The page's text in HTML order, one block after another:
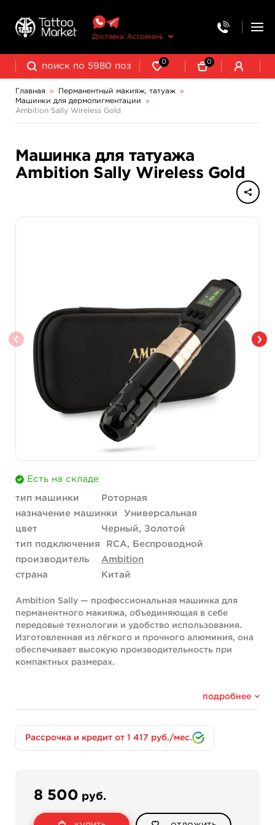
Доставка: Астрахань
0 0
Главная » Перманентный макияж, татуаж
»
Машинки для дермопигментации
»
Ambition Sally Wireless Gold
Машинка для татуажа
Ambition Sally Wireless Gold
Есть на складе
тип машинки
Роторная
назначение машинки
Универсальная
цвет
Черный, Золотой
тип подключения
RCA, Беспроводной
производитель
Ambition
страна
Китай
Ambition Sally — профессиональная машинка для
перманентного макияжа, объединяющая в себе
передовые технологии и удобство использования.
Изготовленная из лёгкого и прочного алюминия, она
обеспечивает высокую производительность при
компактных размерах.
Длина машинки составляет 141 мм, диаметр — 22 мм, а
вес — всего 108 г. Эргономичный и тонкий корпус
обеспечивает комфорт во время работы, а
нескользящая рукоятка улучшает контроль.
Встроенный настраиваемый мотор coreless
скоростью 12 500 об/мин. Это гарантирует быстрое
подробнее
Рассрочка и кредит от 1 417 руб./мес.
8 500 руб.